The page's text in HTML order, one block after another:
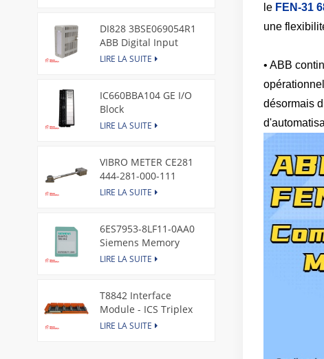
le FEN-31
une
• ABB
désormais
DI828 3BSE069054R1
ABB Digital Input
Module
LIRE LA SUITE
IC660BBA104 GE I/O
Block
LIRE LA SUITE
VIBRO METER CE281
444-281-000-111
Piezoelectric Pressure
LIRE LA SUITE
6ES7953-8LF11-0AA0
Siemens Memory
Card
LIRE LA SUITE
T8842 Interface
Module - ICS Triplex
LIRE LA SUITE